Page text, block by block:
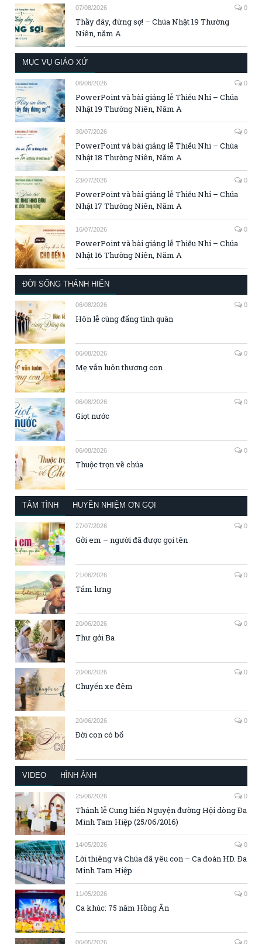
07/08/2026 0
Thầy đây, đừng sợ! – Chúa Nhật 19 Thường
Niên, năm A
MỤC VỤ GIÁO XỨ
06/08/2026 0
PowerPoint và bài giảng lễ Thiếu Nhi – Chúa
Nhật 19 Thường Niên, Năm A
30/07/2026 0
PowerPoint và bài giảng lễ Thiếu Nhi – Chúa
Nhật 18 Thường Niên, Năm A
23/07/2026 0
PowerPoint và bài giảng lễ Thiếu Nhi – Chúa
Nhật 17 Thường Niên, Năm A
16/07/2026 0
PowerPoint và bài giảng lễ Thiếu Nhi – Chúa
Nhật 16 Thường Niên, Năm A
ĐỜI SỐNG THÁNH HIẾN
06/08/2026 0
Hôn lễ cùng đấng tình quân
06/08/2026 0
Mẹ vẫn luôn thương con
06/08/2026 0
Giọt nước
06/08/2026 0
Thuộc trọn về chúa
TÂM TÌNH HUYỀN NHIỆM ƠN GỌI
27/07/2026 0
Gởi em – người đã được gọi tên
21/06/2026 0
Tấm lưng
20/06/2026 0
Thư gởi Ba
20/06/2026 0
Chuyến xe đêm
20/06/2026 0
Đời con có bố
VIDEO HÌNH ẢNH
25/06/2026 0
Thánh lễ Cung hiến Nguyện đường Hội dòng Đa
Minh Tam Hiệp (25/06/2016)
14/05/2026 0
Lời thiêng và Chúa đã yêu con – Ca đoàn HD. Đa
Minh Tam Hiệp
11/05/2026 0
Ca khúc: 75 năm Hồng Ân
06/05/2026 0